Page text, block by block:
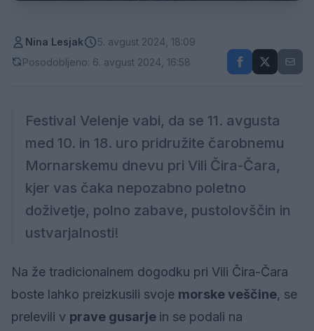
Nina Lesjak
5. avgust 2024, 18:09
Posodobljeno: 6. avgust 2024, 16:58
Festival Velenje vabi, da se 11. avgusta
med 10. in 18. uro pridružite čarobnemu
Mornarskemu dnevu pri Vili Čira-Čara,
kjer vas čaka nepozabno poletno
doživetje, polno zabave, pustolovščin in
ustvarjalnosti!
Na že tradicionalnem dogodku pri Vili Čira-Čara
boste lahko preizkusili svoje morske veščine, se
prelevili v prave gusarje in se podali na